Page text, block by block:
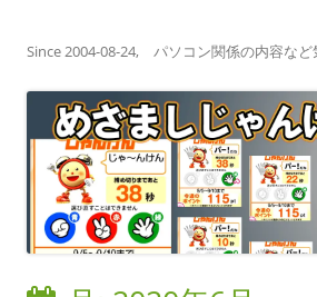
Since 2004-08-24, パソコン関係の内容な